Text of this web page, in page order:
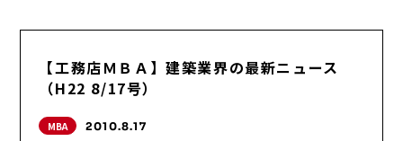
【工務店ＭＢＡ】建築業界の最新ニュース
（H22 8/17号）
MBA 2010.8.17